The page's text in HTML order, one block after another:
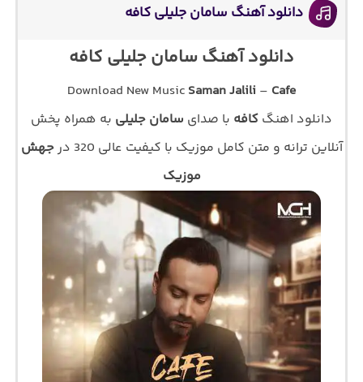
دانلود آهنگ سامان جلیلی کافه
دانلود آهنگ سامان جلیلی کافه
Download New Music Saman Jalili – Cafe
دانلود اهنگ کافه با صدای سامان جلیلی به همراه پخش
آنلاین ترانه و متن کامل موزیک با کیفیت عالی 320 در
جهش
موزیک